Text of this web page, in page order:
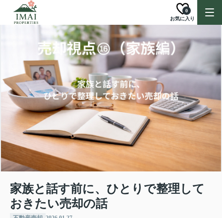
お気に入り
0
家族と話す前に、ひとりで整理して
おきたい売却の話